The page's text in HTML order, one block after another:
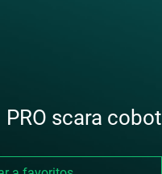
scara cobot